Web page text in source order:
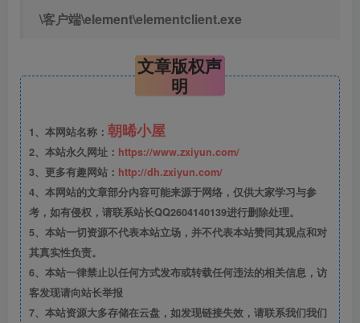
\客户端\element\elementclient.exe
文章版权声
明
1、本网站名称： 朝晞小屋
2、本站永久网址： https://www.zxiyun.com/
3、更多有趣网站： http://dh.zxiyun.com/
4、本网站的文章部分内容可能来源于网络，仅供大家学习与参
考，如有侵权，请联系站长QQ2604140139进行删除处理。
5、本站一切资源不代表本站立场，并不代表本站赞同其观点和对
其真实性负责。
6、本站一律禁止以任何方式发布或转载任何违法的相关信息，访
客发现请向站长举报
7、本站资源大多存储在云盘，如发现链接失效，请联系我们我们